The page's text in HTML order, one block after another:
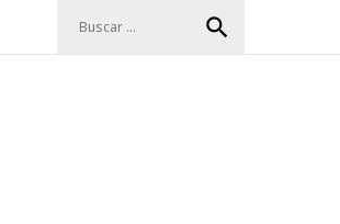
search